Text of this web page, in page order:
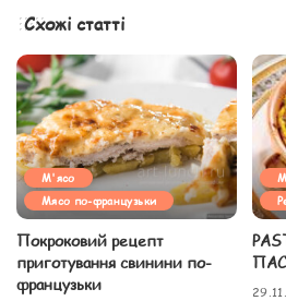
Схожі статті
М'ясо
Мясо по-французьки
Покроковий рецепт
приготування свинини по-
французьки